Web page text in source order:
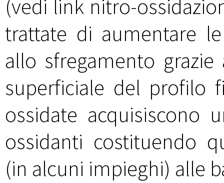
(vedi link nitro-
trattate di aumentare
allo sfregamento
superficiale del profilo
ossidate acquisiscono
ossidanti costituendo
(in alcuni impieghi) alle